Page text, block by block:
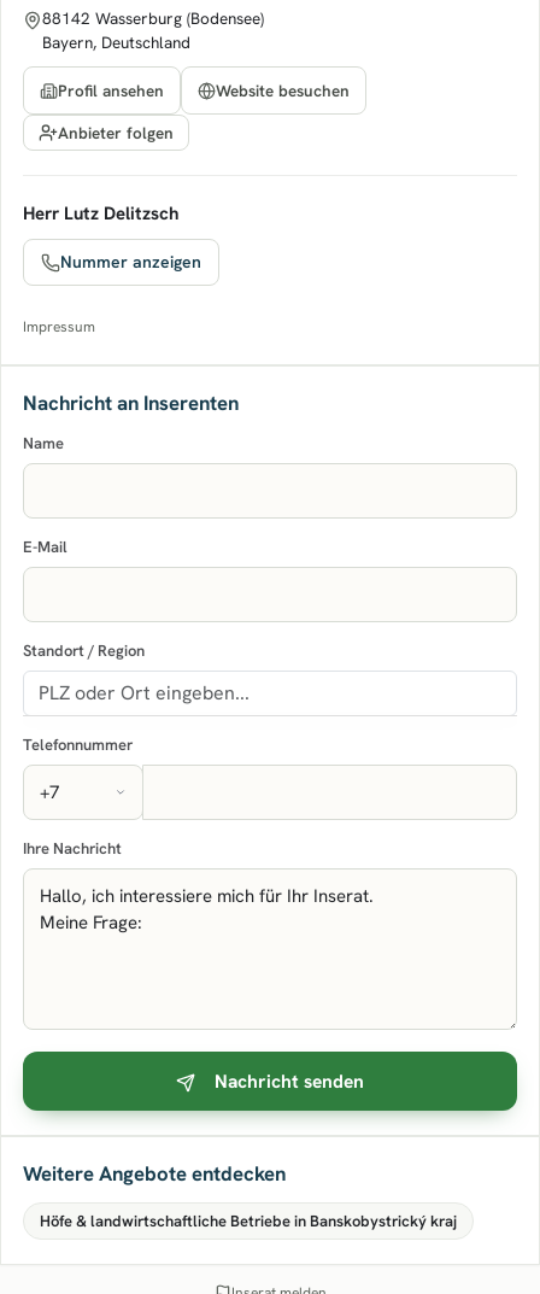
88142 Wasserburg (Bodensee)
Bayern, Deutschland
Profil ansehen
Website besuchen
Anbieter folgen
Herr Lutz Delitzsch
Nummer anzeigen
Impressum
Nachricht an Inserenten
Name
E-Mail
Standort / Region
Telefonnummer
Ihre Nachricht
Nachricht senden
Weitere Angebote entdecken
Höfe & landwirtschaftliche Betriebe in Banskobystrický kraj